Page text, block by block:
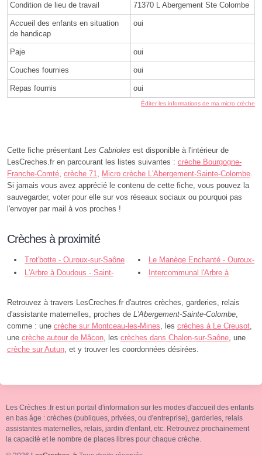
Condition de lieu de travail 71370 L Abergement Ste Colombe
Accueil des enfants en situation
de handicap
oui
Paje oui
Couches fournies oui
Repas fournis oui
Éditer les informations de ma micro crèche
Cette fiche présentant Les Cabrioles est disponible à l'intérieur de
LesCreches.fr en parcourant les listes suivantes : crèche Bourgogne-
Franche-Comté, crèche 71, Micro crèche L'Abergement-Sainte-Colombe.
Si jamais vous avez apprécié le contenu de cette fiche, vous pouvez la
sauvegarder, voter pour elle sur vos réseaux sociaux ou pourquoi pas
l'envoyer par mail à vos proches !
Crèches à proximité
Trot'botte - Ouroux-sur-Saône
Le Manège Enchanté - Ouroux-
sur-Saône
L'Arbre à Doudous - Saint-
Intercommunal l'Arbre à
Retrouvez à travers LesCreches.fr d'autres crèches, garderies, relais
d'assistante maternelles, proches de L'Abergement-Sainte-Colombe,
comme : une crèche sur Montceau-les-Mines, les crèches à Le Creusot,
une crèche autour de Mâcon, les crèches dans Chalon-sur-Saône, une
crèche sur Autun, et y trouver les coordonnées désirées.
Les Crèches .fr est un portail d'information sur les modes d'accueil des enfants
en bas âge : crèches (publiques, privées, ou d'entreprise), garderies, relais
assistantes maternelles, relais, jardin d'enfant, etc. Retrouvez prochainement
la capacité et le nombre de places libres pour chaque crèche.